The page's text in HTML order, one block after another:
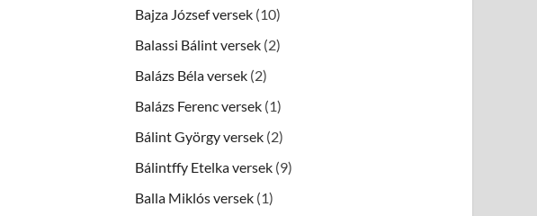
Bajza József versek (10)
Balassi Bálint versek (2)
Balázs Béla versek (2)
Balázs Ferenc versek (1)
Bálint György versek (2)
Bálintffy Etelka versek (9)
Balla Miklós versek (1)